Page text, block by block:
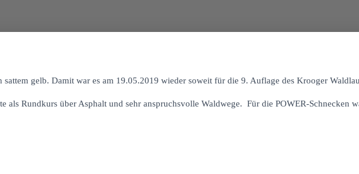
gelb. Damit war es am 19.05.2019 wieder soweit für die 9. Auflage des Krooger
als Rundkurs über Asphalt und sehr anspruchsvolle Waldwege. Für die POWER-Schnecken